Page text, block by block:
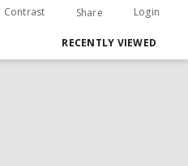
Contrast Share Login
RECENTLY VIEWED